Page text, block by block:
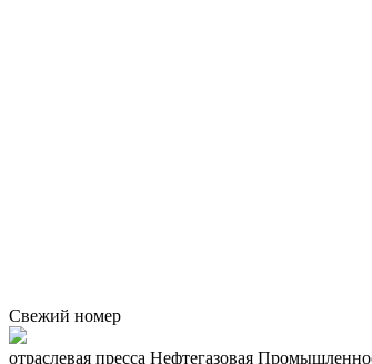
Свежий номер
отраcлевая пресса Нефтегазовая